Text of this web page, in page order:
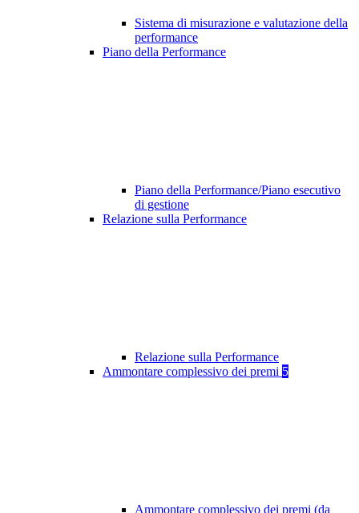
Sistema di misurazione e valutazione della
performance
Piano della Performance
Piano della Performance/Piano esecutivo
di gestione
Relazione sulla Performance
Relazione sulla Performance
Ammontare complessivo dei premi 5
Ammontare complessivo dei premi (da